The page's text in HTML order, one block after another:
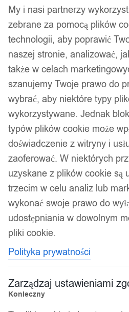
My i nasi partnerzy
zebrane za pomocą plików
technologii, aby poprawić
naszej stronie, analizować,
także w celach
szanujemy Twoje prawo do
wybrać, aby niektóre typy
wykorzystywane. Jednak
typów plików cookie może
doświadczenie z witryny i
zaoferować. W niektórych
uzyskane z plików cookie są
trzecim w celu analiz lub
wykonać swoje prawo do
udostępniania w dowolnym
pliki cookie.
Polityka prywatności
Zarządzaj ustawieniami
Konieczny